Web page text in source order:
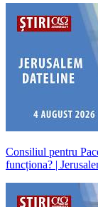
Consiliul pentru
funcționa? |